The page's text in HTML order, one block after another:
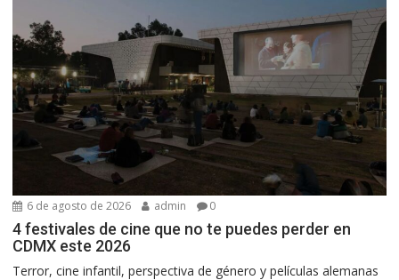
6 de agosto de 2026 admin 0
4 festivales de cine que no te puedes perder en
CDMX este 2026
Terror, cine infantil, perspectiva de género y películas alemanas